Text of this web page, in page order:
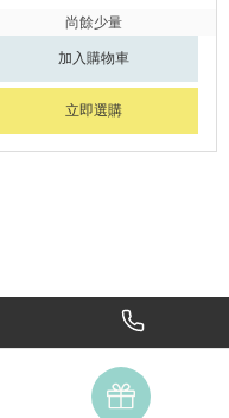
尚餘少量
加入購物車
立即選購